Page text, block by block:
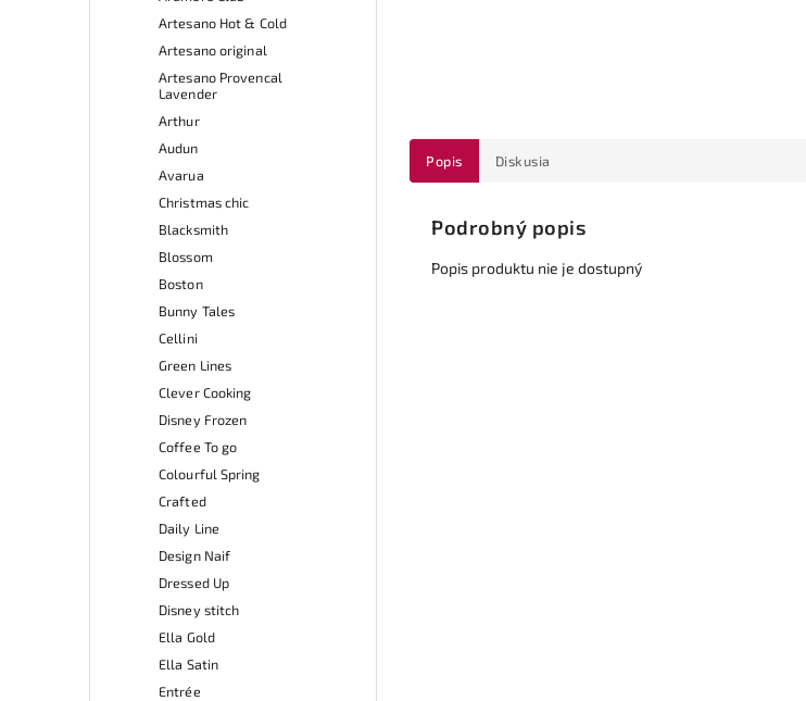
Artesano Hot & Cold
Artesano original
Artesano Provencal
Lavender
Arthur
Audun
Avarua
Christmas chic
Blacksmith
Blossom
Boston
Bunny Tales
Cellini
Green Lines
Clever Cooking
Disney Frozen
Coffee To go
Colourful Spring
Crafted
Daily Line
Design Naif
Dressed Up
Disney stitch
Ella Gold
Ella Satin
Entrée
Popis Diskusia
Podrobný popis
Popis produktu nie je dostupný